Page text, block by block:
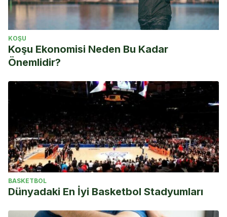
KOŞU
Koşu Ekonomisi Neden Bu Kadar
Önemlidir?
BASKETBOL
Dünyadaki En İyi Basketbol Stadyumları